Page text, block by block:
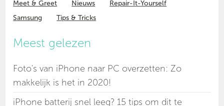
Meet & Greet
Nieuws
Repair-It-Yourself
Samsung
Tips & Tricks
Meest gelezen
Foto's van iPhone naar PC overzetten: Zo
makkelijk is het in 2020!
iPhone batterij snel leeg? 15 tips om dit te